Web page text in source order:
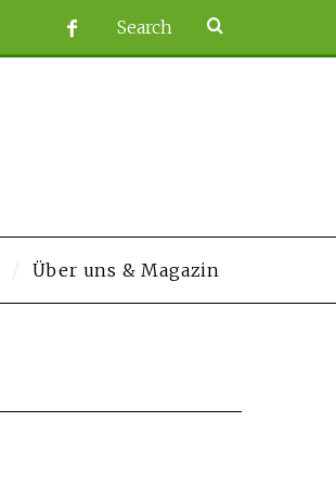
Über uns & Magazin